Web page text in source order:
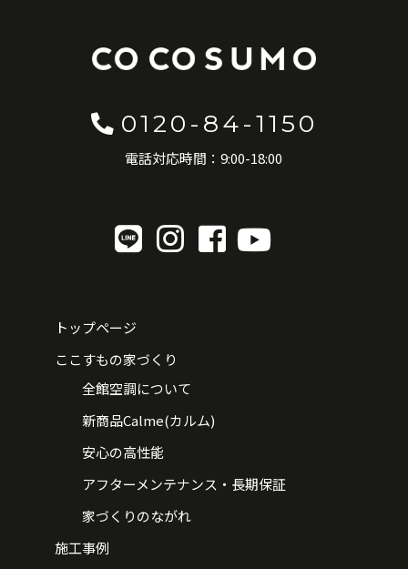
0120-84-1150
電話対応時間：9:00-18:00
トップページ
ここすもの家づくり
全館空調について
新商品Calme(カルム)
安心の高性能
アフターメンテナンス・長期保証
家づくりのながれ
施工事例